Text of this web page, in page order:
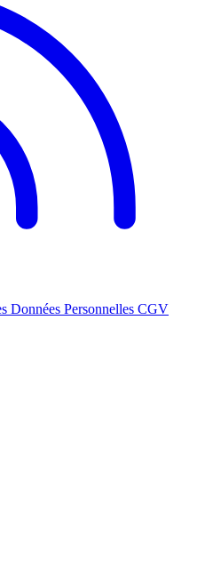
Données Personnelles CGV